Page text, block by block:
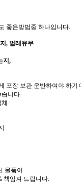
좋은방법중 하나입니다.
, 벌레유무
지,
포장 보관 운반하여야 하기
니다.
체
물품이
책임져 드립니다.